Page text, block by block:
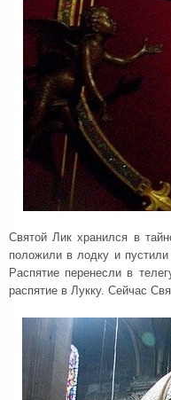
Святой Лик хранился в
положили в лодку и
Распятие перенесли в
распятие в Лукку. Сейчас